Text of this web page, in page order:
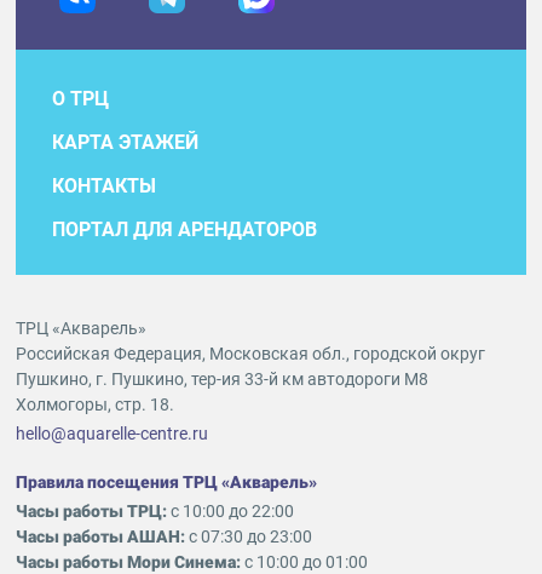
О ТРЦ
КАРТА ЭТАЖЕЙ
КОНТАКТЫ
ПОРТАЛ ДЛЯ АРЕНДАТОРОВ
ТРЦ «Акварель»
Российская Федерация, Московская обл., городской округ
Пушкино, г. Пушкино, тер-ия 33-й км автодороги М8
Холмогоры, стр. 18.
hello@aquarelle-centre.ru
Правила посещения ТРЦ «Акварель»
Часы работы ТРЦ:с 10:00 до 22:00
Часы работы АШАН:с 07:30 до 23:00
Часы работы Мори Синема:с 10:00 до 01:00